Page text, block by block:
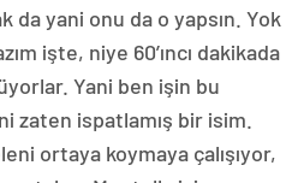
da yani onu da o yapsın. Yok
işte, niye 60’ıncı dakikada
Yani ben işin bu
zaten ispatlamış bir isim.
ortaya koymaya çalışıyor,